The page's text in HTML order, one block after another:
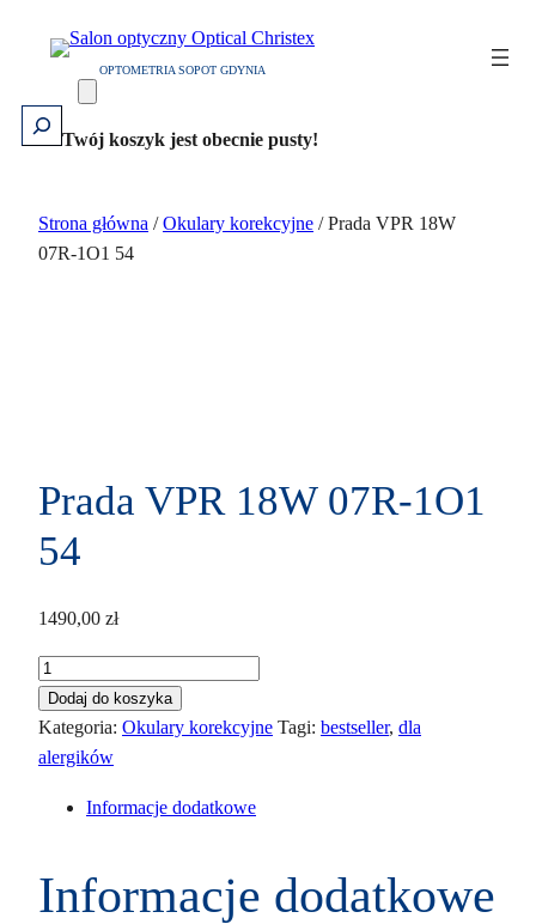
OPTOMETRIA SOPOT GDYNIA
Szukaj
Twój koszyk jest obecnie pusty!
Strona główna /Okulary korekcyjne / Prada VPR 18W
07R-1O1 54
Prada VPR 18W 07R-1O1
54
1490,00 zł
ilość
Prada
VPR
18W
1O1
Dodaj do koszyka
Kategoria: Okulary korekcyjne Tagi: bestseller, dla
alergików
Informacje dodatkowe
Informacje dodatkowe